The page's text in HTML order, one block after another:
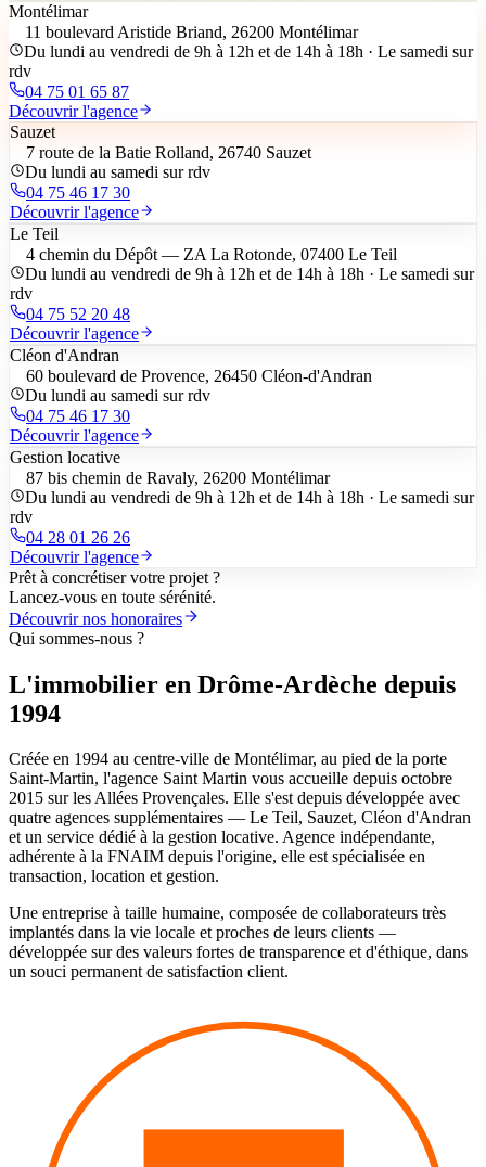
Montélimar
11 boulevard Aristide Briand, 26200 Montélimar
Du lundi au vendredi de 9h à 12h et de 14h à 18h · Le samedi sur
rdv
04 75 01 65 87
Découvrir l'agence
Sauzet
7 route de la Batie Rolland, 26740 Sauzet
Du lundi au samedi sur rdv
04 75 46 17 30
Découvrir l'agence
Le Teil
4 chemin du Dépôt — ZA La Rotonde, 07400 Le Teil
Du lundi au vendredi de 9h à 12h et de 14h à 18h · Le samedi sur
rdv
04 75 52 20 48
Découvrir l'agence
Cléon d'Andran
60 boulevard de Provence, 26450 Cléon-d'Andran
Du lundi au samedi sur rdv
04 75 46 17 30
Découvrir l'agence
Gestion locative
87 bis chemin de Ravaly, 26200 Montélimar
Du lundi au vendredi de 9h à 12h et de 14h à 18h · Le samedi sur
rdv
04 28 01 26 26
Découvrir l'agence
Prêt à concrétiser votre projet ?
Lancez-vous en toute sérénité.
Découvrir nos honoraires
Qui sommes-nous ?
L'immobilier en Drôme-Ardèche depuis
1994
Créée en 1994 au centre-ville de Montélimar, au pied de la porte
Saint-Martin, l'agence Saint Martin vous accueille depuis octobre
2015 sur les Allées Provençales. Elle s'est depuis développée avec
quatre agences supplémentaires — Le Teil, Sauzet, Cléon d'Andran
et un service dédié à la gestion locative. Agence indépendante,
adhérente à la FNAIM depuis l'origine, elle est spécialisée en
transaction, location et gestion.
Une entreprise à taille humaine, composée de collaborateurs très
implantés dans la vie locale et proches de leurs clients —
développée sur des valeurs fortes de transparence et d'éthique, dans
un souci permanent de satisfaction client.